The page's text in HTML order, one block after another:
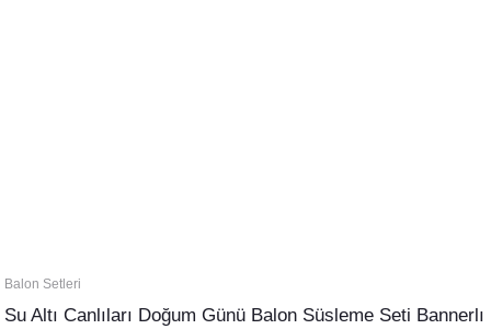
Balon Setleri
Su Altı Canlıları Doğum Günü Balon Süsleme Seti Bannerlı